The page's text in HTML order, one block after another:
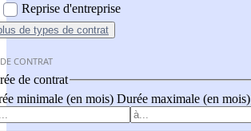
Reprise d'entreprise
de types de contrat
CONTRAT
de contrat
minimale (en mois) Durée maximale (en mois)